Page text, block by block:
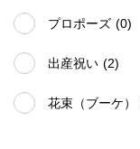
プロポーズ (0)
出産祝い (2)
花束（ブーケ）